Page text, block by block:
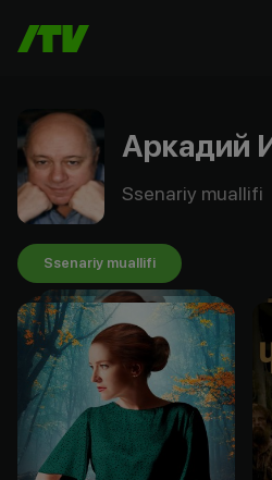
Аркадий
Ssenariy muallifi
Ssenariy muallifi